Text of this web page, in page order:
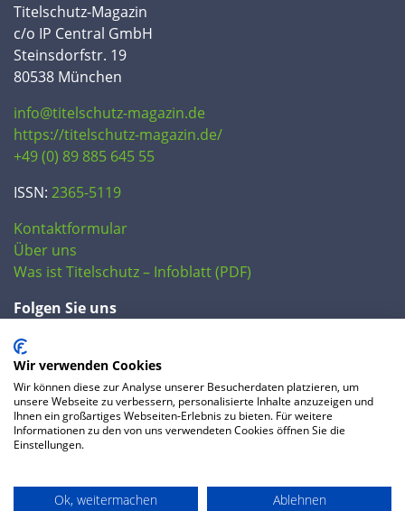
Titelschutz-Magazin
c/o IP Central GmbH
Steinsdorfstr. 19
80538 München
info@titelschutz-magazin.de
https://titelschutz-magazin.de/
+49 (0) 89 885 645 55
ISSN: 2365-5119
Kontaktformular
Über uns
Was ist Titelschutz – Infoblatt (PDF)
Folgen Sie uns
FAQ
Datenschutzerklärung AGB Preise
Wir verwenden Cookies
Wir können diese zur Analyse unserer Besucherdaten platzieren, um
unsere Webseite zu verbessern, personalisierte Inhalte anzuzeigen und
Ihnen ein großartiges Webseiten-Erlebnis zu bieten. Für weitere
Informationen zu den von uns verwendeten Cookies öffnen Sie die
Einstellungen.
Ok, weitermachen Ablehnen